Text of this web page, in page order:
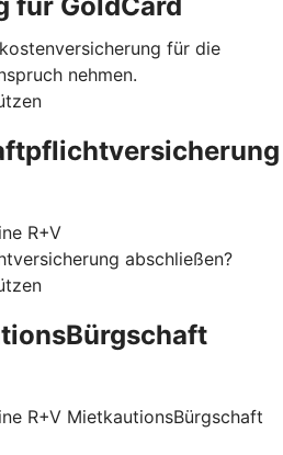
für die
nehmen.
R+V
abschließen?
R+V MietkautionsBürgschaft